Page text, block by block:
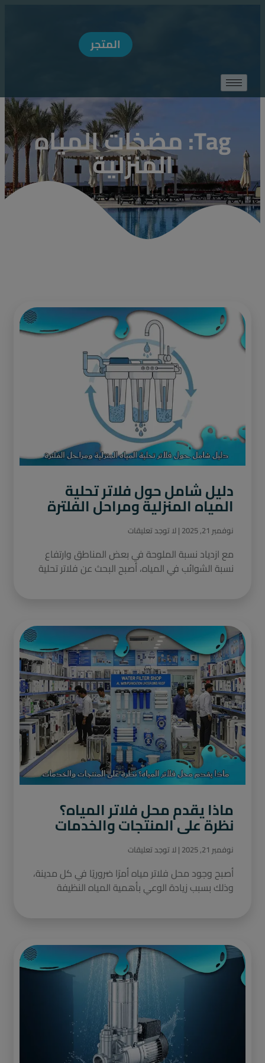
المتجر
Tag: مضخات المياه
المنزلية
دليل شامل حول فلاتر تحلية
المياه المنزلية ومراحل الفلترة
نوفمبر 21, 2025 لا توجد تعليقات
مع ازدياد نسبة الملوحة في بعض المناطق وارتفاع
نسبة الشوائب في المياه، أصبح البحث عن فلاتر تحلية
ماذا يقدم محل فلاتر المياه؟
نظرة على المنتجات والخدمات
نوفمبر 21, 2025 لا توجد تعليقات
أصبح وجود محل فلاتر مياه أمرًا ضروريًا في كل مدينة،
وذلك بسبب زيادة الوعي بأهمية المياه النظيفة